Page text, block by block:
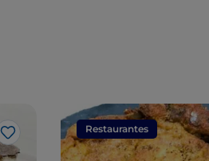
Me gusta
Restaurantes